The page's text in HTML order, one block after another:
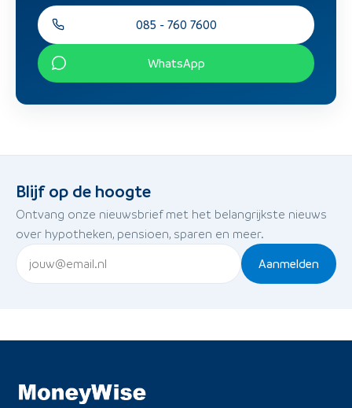
085 - 760 7600
WhatsApp
Blijf op de hoogte
Ontvang onze nieuwsbrief met het belangrijkste nieuws
over hypotheken, pensioen, sparen en meer.
Aanmelden